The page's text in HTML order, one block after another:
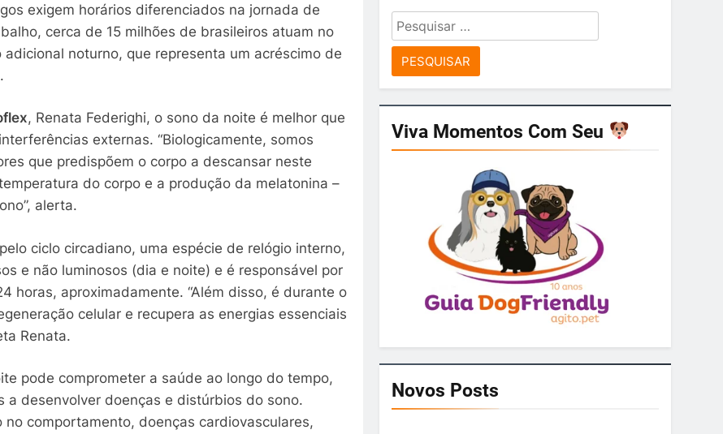
exigem horários diferenciados na jornada de
cerca de 15 milhões de brasileiros atuam no
noturno, que representa um acréscimo de
, Renata Federighi, o sono da noite é melhor que
externas. “Biologicamente, somos
que predispõem o corpo a descansar neste
do corpo e a produção da melatonina –
alerta.
ciclo circadiano, uma espécie de relógio interno,
e não luminosos (dia e noite) e é responsável por
horas, aproximadamente. “Além disso, é durante o
celular e recupera as energias essenciais
Renata.
pode comprometer a saúde ao longo do tempo,
a desenvolver doenças e distúrbios do sono.
comportamento, doenças cardiovasculares,
Pesquisar
por:
Viva Momentos Com Seu
Novos Posts